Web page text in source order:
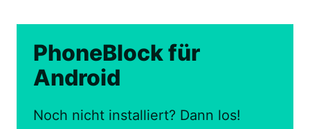
PhoneBlock für
Android
Noch nicht installiert? Dann los!